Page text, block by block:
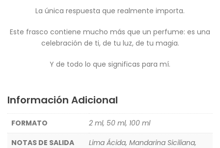
La única respuesta que realmente importa.
Este frasco contiene mucho más que un perfume: es una
celebración de ti, de tu luz, de tu magia.
Y de todo lo que significas para mí.
Información Adicional
FORMATO
2 ml, 50 ml, 100 ml
NOTAS DE SALIDA
Lima Ácida, Mandarina Siciliana,